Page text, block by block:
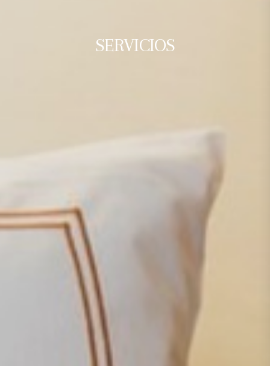
SERVICIOS